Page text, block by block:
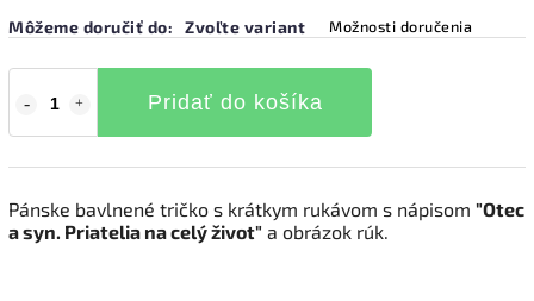
Môžeme doručiť do: Zvoľte variant Možnosti doručenia
Pridať do košíka
Pánske bavlnené tričko s krátkym rukávom s nápisom "Otec
a syn. Priatelia na celý život" a obrázok rúk.